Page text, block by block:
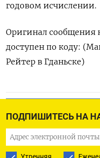
ПОДПИШИТЕСЬ НА
годовом исчислении.
Оригинал сообщения
доступен по коду:
Рейтер в Гданьске)